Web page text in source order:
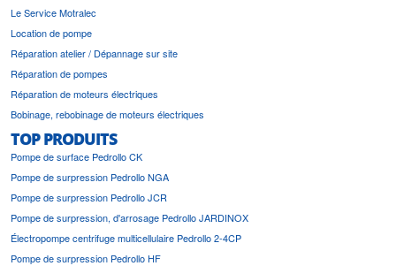
Le Service Motralec
Location de pompe
Réparation atelier / Dépannage sur site
Réparation de pompes
Réparation de moteurs électriques
Bobinage, rebobinage de moteurs électriques
TOP PRODUITS
Pompe de surface Pedrollo CK
Pompe de surpression Pedrollo NGA
Pompe de surpression Pedrollo JCR
Pompe de surpression, d'arrosage Pedrollo JARDINOX
Électropompe centrifuge multicellulaire Pedrollo 2-4CP
Pompe de surpression Pedrollo HF